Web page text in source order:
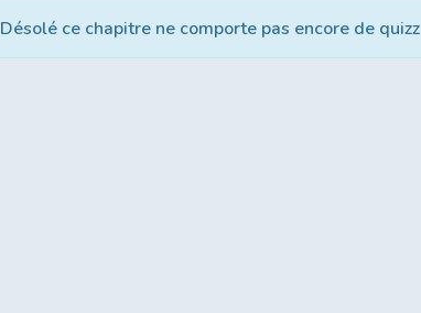
Désolé ce chapitre ne comporte pas encore de quizz